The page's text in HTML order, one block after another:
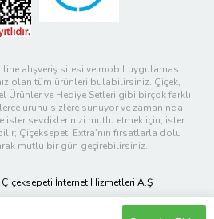
alışveriş sitesi ve mobil uygulaması
olan tüm ürünleri bulabilirsiniz. Çiçek,
Ürünler ve Hediye Setleri gibi birçok farklı
ürünü sizlere sunuyor ve zamanında
ister sevdiklerinizi mutlu etmek için, ister
Çiçeksepeti Extra’nın fırsatlarla dolu
mutlu bir gün geçirebilirsiniz.
İnternet Hizmetleri A.Ş